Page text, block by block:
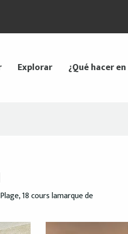
Explorar ¿Qué hacer
18 cours lamarque de